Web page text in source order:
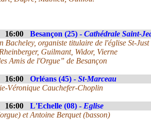
16:00 Besançon (25) - Cathédrale Saint-
Bacheley, organiste titulaire de l'église St-
Guilmant, Widor, Vierne
Amis de l'Orgue” de Besançon
16:00 Orléans (45) - St-Marceau
Véronique Cauchefer-Choplin
16:00 L'Echelle (08) - Eglise
et Antoine Berquet (basson)